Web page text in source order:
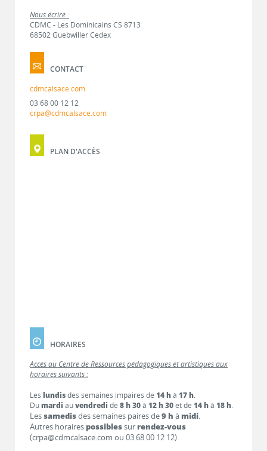
Nous écrire :
CDMC - Les Dominicains CS 8713
68502 Guebwiller Cedex
CONTACT
cdmcalsace.com
03 68 00 12 12
crpa@cdmcalsace.com
PLAN D'ACCÈS
HORAIRES
Accès au Centre de Ressources pédagogiques et artistiques aux
horaires suivants :
Les lundisdes semaines impaires de 14 hà 17 h.
Dumardi auvendredi de 8 h 30à 12 h 30et de 14 hà 18 h.
Lessamedisdes semaines paires de9 h à midi.
Autres horaires possiblessur rendez-vous
(crpa@cdmcalsace.com ou 03 68 00 12 12).